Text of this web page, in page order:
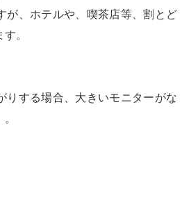
が、ホテルや、喫茶店等、割とど
。
りする場合、大きいモニターがな